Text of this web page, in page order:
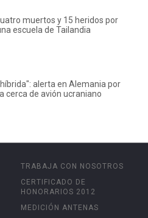
muertos y 15 heridos por
escuela de Tailandia
alerta en Alemania por
cerca de avión ucraniano
TRABAJA CON NOSOTROS
CERTIFICADO DE
HONORARIOS 2012
MEDICIÓN ANTENAS